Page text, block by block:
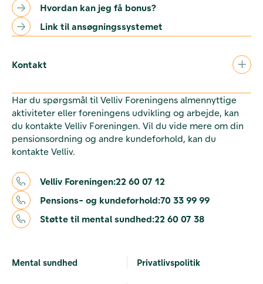
Hvordan kan jeg få bonus?
Link til ansøgningssystemet
Kontakt
Har du spørgsmål til Velliv Foreningens almennyttige
aktiviteter eller foreningens udvikling og arbejde, kan
du kontakte Velliv Foreningen. Vil du vide mere om din
pensionsordning og andre kundeforhold, kan du
kontakte Velliv.
Velliv Foreningen:22 60 07 12
Pensions- og kundeforhold:70 33 99 99
Støtte til mental sundhed:22 60 07 38
Mental sundhed Privatlivspolitik